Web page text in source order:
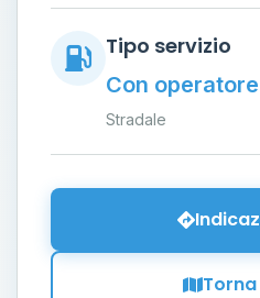
Tipo servizio
Con operatore
Stradale